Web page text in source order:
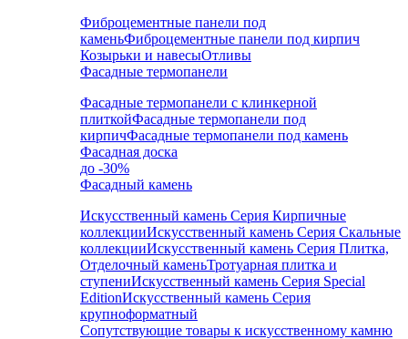
Фиброцементные панели под
каменьФиброцементные панели под кирпич
Козырьки и навесыОтливы
Фасадные термопанели
Фасадные термопанели с клинкерной
плиткойФасадные термопанели под
кирпичФасадные термопанели под камень
Фасадная доска
до -30%
Фасадный камень
Искусственный камень Серия Кирпичные
коллекцииИскусственный камень Серия Скальные
коллекцииИскусственный камень Серия Плитка,
Отделочный каменьТротуарная плитка и
ступениИскусственный камень Серия Special
EditionИскусственный камень Серия
крупноформатный
Сопутствующие товары к искусственному камню